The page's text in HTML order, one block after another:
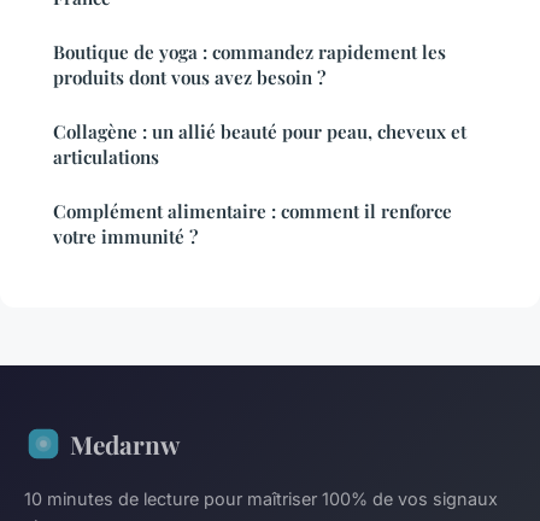
Boutique de yoga : commandez rapidement les
produits dont vous avez besoin ?
Collagène : un allié beauté pour peau, cheveux et
articulations
Complément alimentaire : comment il renforce
votre immunité ?
Medarnw
10 minutes de lecture pour maîtriser 100% de vos signaux